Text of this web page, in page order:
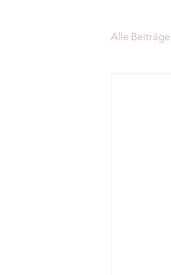
Alle Beiträge